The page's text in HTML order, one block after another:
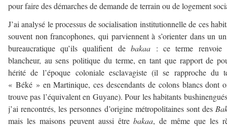
pour faire des démarches de demande de terrain ou de logement
J’ai analysé le processus de socialisation institutionnelle de ces
souvent non francophones, qui parviennent à s’orienter dans un
bureaucratique qu’ils qualifient de bakaa : ce terme
blancheur, au sens politique du terme, en tant que rapport de
hérité de l’époque coloniale esclavagiste (il se rapproche du
« Béké » en Martinique, ces descendants de colons blancs dont
trouve pas l’équivalent en Guyane). Pour les habitants
j’ai rencontrés, les personnes d’origine métropolitaines sont des
mais les maisons peuvent aussi êtrebakaa, de même que les